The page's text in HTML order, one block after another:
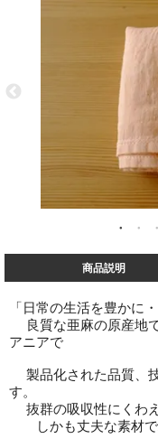
商品説明
「日常の生活を豊かに・
良質な亜麻の原産地
アニアで
製品化された品質、
す。
抜群の吸収性にくわ
しかも丈夫な素材で